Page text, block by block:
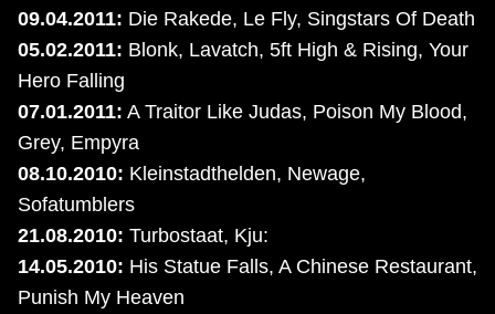
09.04.2011: Die Rakede, Le Fly, Singstars Of Death
05.02.2011: Blonk, Lavatch, 5ft High & Rising, Your
Hero Falling
07.01.2011: A Traitor Like Judas, Poison My Blood,
Grey, Empyra
08.10.2010: Kleinstadthelden, Newage,
Sofatumblers
21.08.2010: Turbostaat, Kju:
14.05.2010: His Statue Falls, A Chinese Restaurant,
Punish My Heaven